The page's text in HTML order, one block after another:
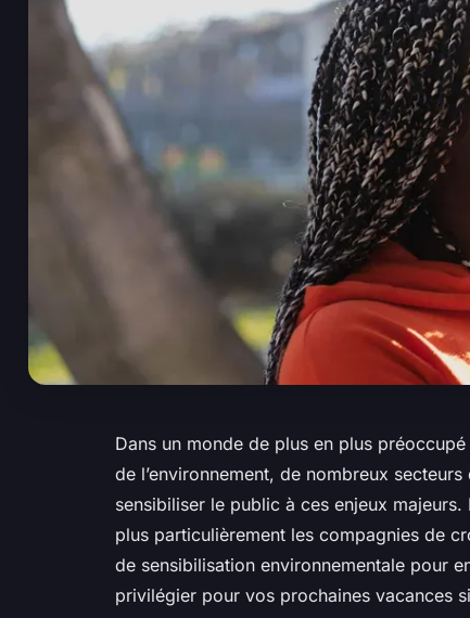
Dans un monde de plus en plus
de l’environnement, de nombreux secteurs
sensibiliser le public à ces enjeux
plus particulièrement les compagnies de
de sensibilisation environnementale pour
privilégier pour vos prochaines vacances